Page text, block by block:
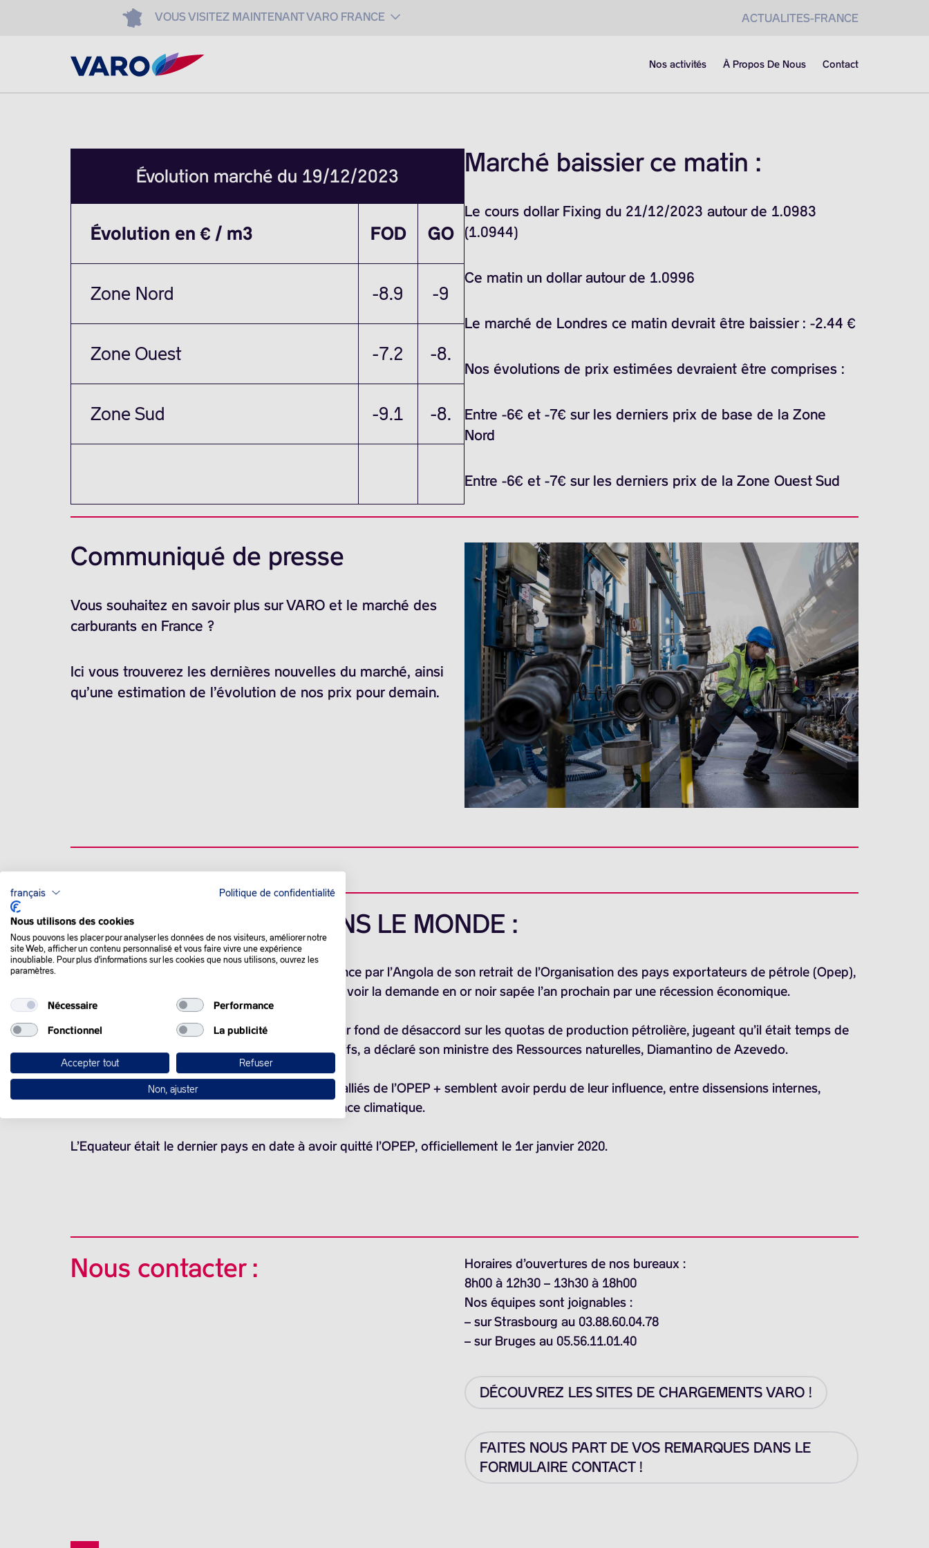
VOUS VISITEZ MAINTENANT VARO FRANCE ACTUALITES-FRANCE
Nos activités À Propos De Nous Contact
Évolution marché du 19/12/2023
Évolution en € / m3 FOD GO
Zone Nord -8.9 -9
Zone Ouest -7.2 -8.
Zone Sud -9.1 -8.
Marché baissier ce matin :
Le cours dollar Fixing du 21/12/2023 autour de 1.0983
(1.0944)
Ce matin un dollar autour de 1.0996
Le marché de Londres ce matin devrait être baissier : -2.44 €
Nos évolutions de prix estimées devraient être comprises :
Entre -6€ et -7€ sur les derniers prix de base de la Zone
Nord
Entre -6€ et -7€ sur les derniers prix de la Zone Ouest Sud
Communiqué de presse
Vous souhaitez en savoir plus sur VARO et le marché des
carburants en France ?
Ici vous trouverez les dernières nouvelles du marché, ainsi
qu’une estimation de l’évolution de nos prix pour demain.
QUE SE PASSE-T-IL DANS LE MONDE :
Les prix du pétrole ont reculé jeudi après l’annonce par l’Angola de son retrait de l’Organisation des pays exportateurs de pétrole (Opep),
les cours étant déjà plombés par les craintes de voir la demande en or noir sapée l’an prochain par une récession économique.
L’Angola a annoncé jeudi se retirer de l’OPEP, sur fond de désaccord sur les quotas de production pétrolière, jugeant qu’il était temps de
se concentrer davantage sur ses propres objectifs, a déclaré son ministre des Ressources naturelles, Diamantino de Azevedo.
Ce départ renforce l’idée que l’OPEP et ses dix alliés de l’OPEP + semblent avoir perdu de leur influence, entre dissensions internes,
concurrence américaine et fébrilité face à l’urgence climatique.
L’Equateur était le dernier pays en date à avoir quitté l’OPEP, officiellement le 1er janvier 2020.
Nous contacter :
Horaires d’ouvertures de nos bureaux :
8h00 à 12h30 – 13h30 à 18h00
Nos équipes sont joignables :
– sur Strasbourg au 03.88.60.04.78
– sur Bruges au 05.56.11.01.40
DÉCOUVREZ LES SITES DE CHARGEMENTS VARO !
FAITES NOUS PART DE VOS REMARQUES DANS LE
FORMULAIRE CONTACT !
français Politique de confidentialité
Nous utilisons des cookies
Nous pouvons les placer pour analyser les données de nos visiteurs, améliorer notre
site Web, afficher un contenu personnalisé et vous faire vivre une expérience
inoubliable. Pour plus d'informations sur les cookies que nous utilisons, ouvrez les
paramètres.
Nécessaire Performance
Fonctionnel La publicité
Accepter tout Refuser
Non, ajuster